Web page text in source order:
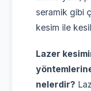
seramik gibi
kesim ile
Lazer
nelerdir?